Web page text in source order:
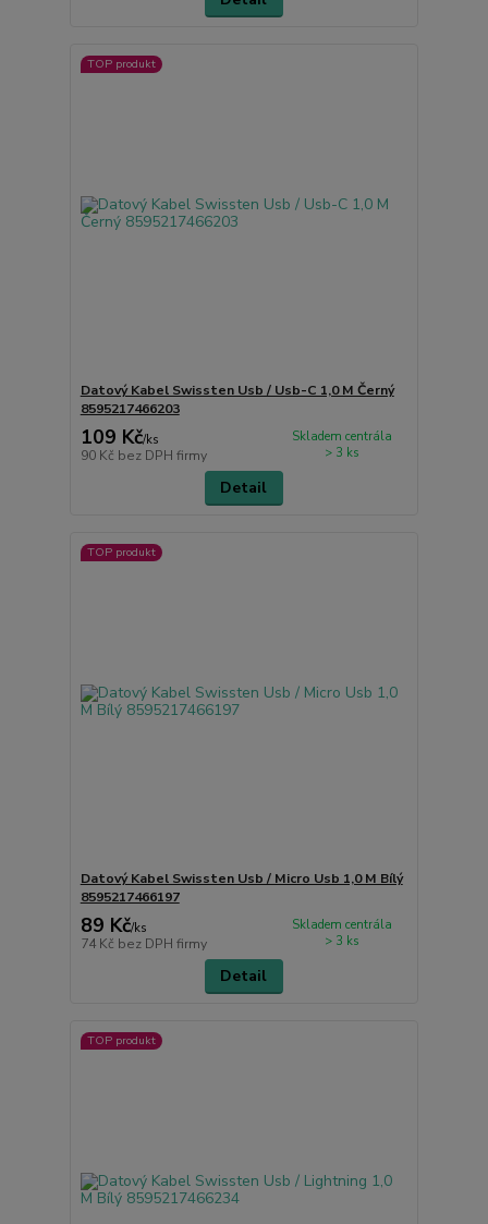
TOP produkt
Datový Kabel Swissten Usb / Usb-C 1,0 M Černý
8595217466203
109 Kč/ks
90 Kč bez DPH firmy
Skladem centrála
> 3 ks
Detail
TOP produkt
Datový Kabel Swissten Usb / Micro Usb 1,0 M Bílý
8595217466197
89 Kč/ks
74 Kč bez DPH firmy
Skladem centrála
> 3 ks
Detail
TOP produkt